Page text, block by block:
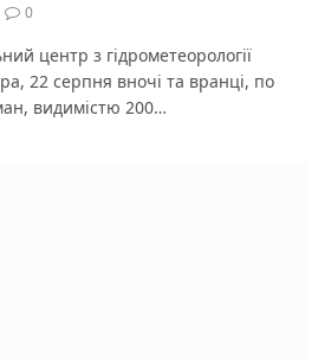
0
центр з гідрометеорології
22 серпня вночі та вранці, по
видимістю 200…